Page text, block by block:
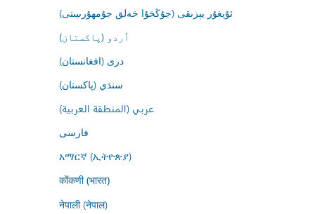
ئۇيغۇر يېزىقى (جۇڭخۇا خەلق جۇمھۇرىيىتى)
اُردو (پاکستان)
درى (افغانستان)
سنڌي (پاکستان)
عربي (المنطقة العربية)
فارسى
አማርኛ (ኢትዮጵያ)
कोंकणी (भारत)
नेपाली (नेपाल)